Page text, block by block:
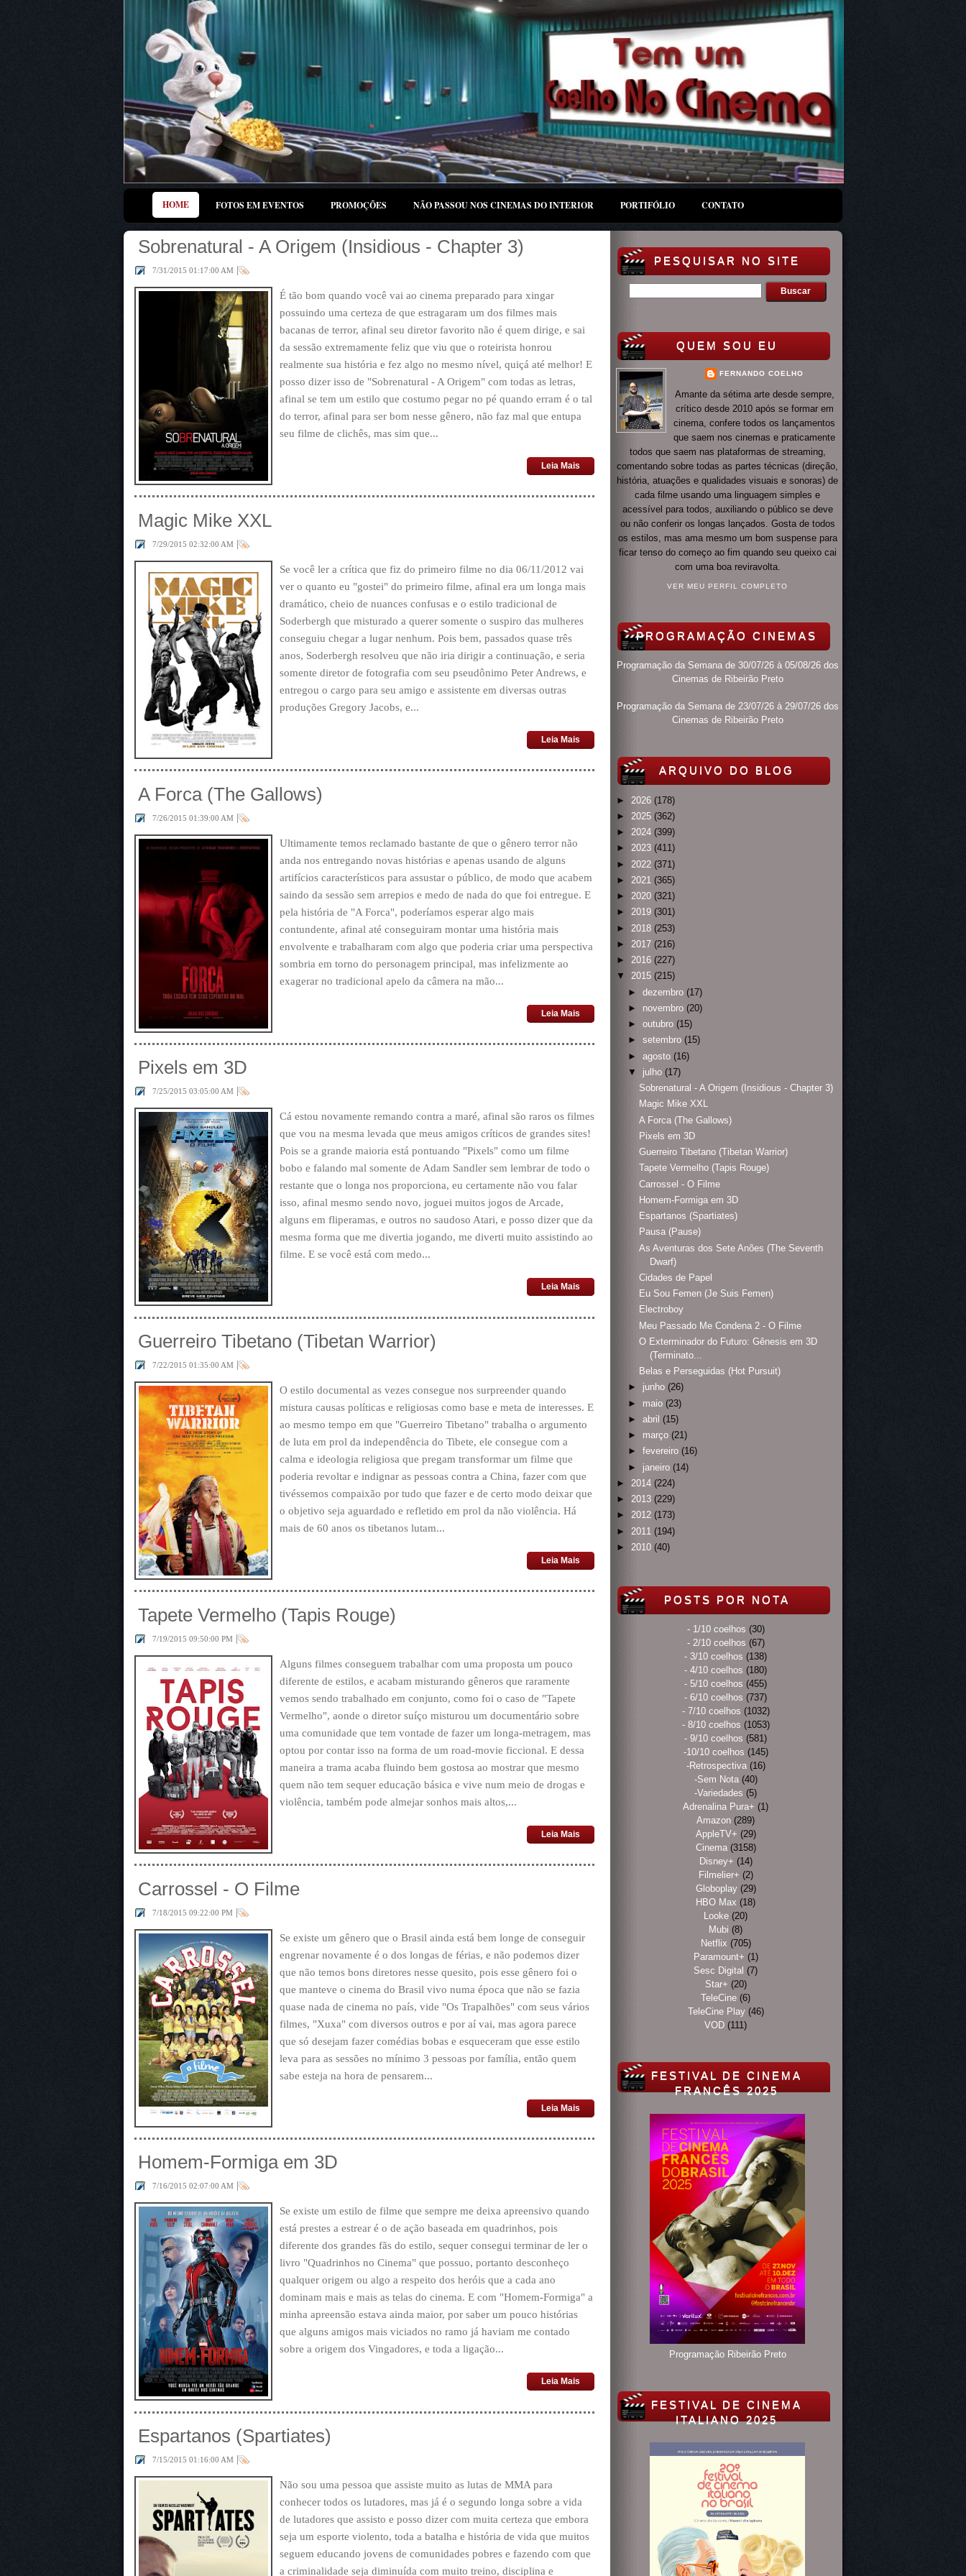
HOME FOTOS EM EVENTOS PROMOÇÕES NÃO PASSOU NOS CINEMAS DO INTERIOR PORTIFÓLIO CONTATO
Sobrenatural - A Origem (Insidious - Chapter 3)
7/31/2015 01:17:00 AM |
É tão bom quando você vai ao cinema preparado para xingar
possuindo uma certeza de que estragaram um dos filmes mais
bacanas de terror, afinal seu diretor favorito não é quem dirige, e sai
da sessão extremamente feliz que viu que o roteirista honrou
realmente sua história e fez algo no mesmo nível, quiçá até melhor! E
posso dizer isso de "Sobrenatural - A Origem" com todas as letras,
afinal se tem um estilo que costumo pegar no pé quando erram é o tal
do terror, afinal para ser bom nesse gênero, não faz mal que entupa
seu filme de clichês, mas sim que...
Leia Mais
Magic Mike XXL
7/29/2015 02:32:00 AM |
Se você ler a crítica que fiz do primeiro filme no dia 06/11/2012 vai
ver o quanto eu "gostei" do primeiro filme, afinal era um longa mais
dramático, cheio de nuances confusas e o estilo tradicional de
Soderbergh que misturado a querer somente o suspiro das mulheres
conseguiu chegar a lugar nenhum. Pois bem, passados quase três
anos, Soderbergh resolveu que não iria dirigir a continuação, e seria
somente diretor de fotografia com seu pseudônimo Peter Andrews, e
entregou o cargo para seu amigo e assistente em diversas outras
produções Gregory Jacobs, e...
Leia Mais
A Forca (The Gallows)
7/26/2015 01:39:00 AM |
Ultimamente temos reclamado bastante de que o gênero terror não
anda nos entregando novas histórias e apenas usando de alguns
artifícios característicos para assustar o público, de modo que acabem
saindo da sessão sem arrepios e medo de nada do que foi entregue. E
pela história de "A Forca", poderíamos esperar algo mais
contundente, afinal até conseguiram montar uma história mais
envolvente e trabalharam com algo que poderia criar uma perspectiva
sombria em torno do personagem principal, mas infelizmente ao
exagerar no tradicional apelo da câmera na mão...
Leia Mais
Pixels em 3D
7/25/2015 03:05:00 AM |
Cá estou novamente remando contra a maré, afinal são raros os filmes
que vou na mesma levada que meus amigos críticos de grandes sites!
Pois se a grande maioria está pontuando "Pixels" como um filme
bobo e falando mal somente de Adam Sandler sem lembrar de todo o
restante que o longa nos proporciona, eu certamente não vou falar
isso, afinal mesmo sendo novo, joguei muitos jogos de Arcade,
alguns em fliperamas, e outros no saudoso Atari, e posso dizer que da
mesma forma que me divertia jogando, me diverti muito assistindo ao
filme. E se você está com medo...
Leia Mais
Guerreiro Tibetano (Tibetan Warrior)
7/22/2015 01:35:00 AM |
O estilo documental as vezes consegue nos surpreender quando
mistura causas políticas e religiosas como base e meta de interesses. E
ao mesmo tempo em que "Guerreiro Tibetano" trabalha o argumento
de luta em prol da independência do Tibete, ele consegue com a
calma e ideologia religiosa que pregam transformar um filme que
poderia revoltar e indignar as pessoas contra a China, fazer com que
tivéssemos compaixão por tudo que fazer e de certo modo deixar que
o objetivo seja aguardado e refletido em prol da não violência. Há
mais de 60 anos os tibetanos lutam...
Leia Mais
Tapete Vermelho (Tapis Rouge)
7/19/2015 09:50:00 PM |
Alguns filmes conseguem trabalhar com uma proposta um pouco
diferente de estilos, e acabam misturando gêneros que raramente
vemos sendo trabalhado em conjunto, como foi o caso de "Tapete
Vermelho", aonde o diretor suíço misturou um documentário sobre
uma comunidade que tem vontade de fazer um longa-metragem, mas
optou por contar isso na forma de um road-movie ficcional. E dessa
maneira a trama acaba fluindo bem gostosa ao mostrar que mesmo
quem não tem sequer educação básica e vive num meio de drogas e
violência, também pode almejar sonhos mais altos,...
Leia Mais
Carrossel - O Filme
7/18/2015 09:22:00 PM |
Se existe um gênero que o Brasil ainda está bem longe de conseguir
engrenar novamente é o dos longas de férias, e não podemos dizer
que não temos bons diretores nesse quesito, pois esse gênero foi o
que manteve o cinema do Brasil vivo numa época que não se fazia
quase nada de cinema no país, vide "Os Trapalhões" com seus vários
filmes, "Xuxa" com diversos outros e por aí vai, mas agora parece
que só desejam fazer comédias bobas e esqueceram que esse estilo
leva para as sessões no mínimo 3 pessoas por família, então quem
sabe esteja na hora de pensarem...
Leia Mais
Homem-Formiga em 3D
7/16/2015 02:07:00 AM |
Se existe um estilo de filme que sempre me deixa apreensivo quando
está prestes a estrear é o de ação baseada em quadrinhos, pois
diferente dos grandes fãs do estilo, sequer consegui terminar de ler o
livro "Quadrinhos no Cinema" que possuo, portanto desconheço
qualquer origem ou algo a respeito dos heróis que a cada ano
dominam mais e mais as telas do cinema. E com "Homem-Formiga" a
minha apreensão estava ainda maior, por saber um pouco histórias
que alguns amigos mais viciados no ramo já haviam me contado
sobre a origem dos Vingadores, e toda a ligação...
Leia Mais
Espartanos (Spartiates)
7/15/2015 01:16:00 AM |
Não sou uma pessoa que assiste muito as lutas de MMA para
conhecer todos os lutadores, mas já é o segundo longa sobre a vida
de lutadores que assisto e posso dizer com muita certeza que embora
seja um esporte violento, toda a batalha e história de vida que muitos
seguem educando jovens de comunidades pobres e fazendo com que
a criminalidade seja diminuída com muito treino, disciplina e
PESQUISAR NO SITE
QUEM SOU EU
FERNANDO COELHO
Amante da sétima arte desde sempre,
crítico desde 2010 após se formar em
cinema, confere todos os lançamentos
que saem nos cinemas e praticamente
todos que saem nas plataformas de streaming,
comentando sobre todas as partes técnicas (direção,
história, atuações e qualidades visuais e sonoras) de
cada filme usando uma linguagem simples e
acessível para todos, auxiliando o público se deve
ou não conferir os longas lançados. Gosta de todos
os estilos, mas ama mesmo um bom suspense para
ficar tenso do começo ao fim quando seu queixo cai
com uma boa reviravolta.
VER MEU PERFIL COMPLETO
PROGRAMAÇÃO CINEMAS
Programação da Semana de 30/07/26 à 05/08/26 dos
Cinemas de Ribeirão Preto
Programação da Semana de 23/07/26 à 29/07/26 dos
Cinemas de Ribeirão Preto
ARQUIVO DO BLOG
► 2026 (178)
► 2025 (362)
► 2024 (399)
► 2023 (411)
► 2022 (371)
► 2021 (365)
► 2020 (321)
► 2019 (301)
► 2018 (253)
► 2017 (216)
► 2016 (227)
▼
2015 (215)
► dezembro (17)
► novembro (20)
► outubro (15)
► setembro (15)
► agosto (16)
▼
julho (17)
Sobrenatural - A Origem (Insidious - Chapter 3)
Magic Mike XXL
A Forca (The Gallows)
Pixels em 3D
Guerreiro Tibetano (Tibetan Warrior)
Tapete Vermelho (Tapis Rouge)
Carrossel - O Filme
Homem-Formiga em 3D
Espartanos (Spartiates)
Pausa (Pause)
As Aventuras dos Sete Anões (The Seventh
Dwarf)
Cidades de Papel
Eu Sou Femen (Je Suis Femen)
Electroboy
Meu Passado Me Condena 2 - O Filme
O Exterminador do Futuro: Gênesis em 3D
(Terminato...
Belas e Perseguidas (Hot Pursuit)
► junho (26)
► maio (23)
► abril (15)
► março (21)
► fevereiro (16)
► janeiro (14)
► 2014 (224)
► 2013 (229)
► 2012 (173)
► 2011 (194)
► 2010 (40)
POSTS POR NOTA
- 1/10 coelhos (30)
- 2/10 coelhos (67)
- 3/10 coelhos (138)
- 4/10 coelhos (180)
- 5/10 coelhos (455)
- 6/10 coelhos (737)
- 7/10 coelhos (1032)
- 8/10 coelhos (1053)
- 9/10 coelhos (581)
-10/10 coelhos (145)
-Retrospectiva (16)
-Sem Nota (40)
-Variedades (5)
Adrenalina Pura+ (1)
Amazon (289)
AppleTV+ (29)
Cinema (3158)
Disney+ (14)
Filmelier+ (2)
Globoplay (29)
HBO Max (18)
Looke (20)
Mubi (8)
Netflix (705)
Paramount+ (1)
Sesc Digital (7)
Star+ (20)
TeleCine (6)
TeleCine Play (46)
VOD (111)
FESTIVAL DE CINEMA
FRANCÊS 2025
Programação Ribeirão Preto
FESTIVAL DE CINEMA
ITALIANO 2025